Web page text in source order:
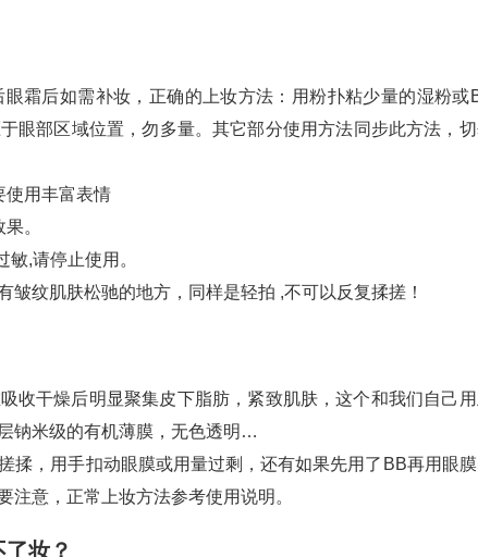
霜后如需补妆，正确的上妆方法：用粉扑粘少量的湿粉或
眼部区域位置，勿多量。其它部分使用方法同步此方法，
使用丰富表情
。
,请停止使用。
纹肌肤松驰的地方，同样是轻拍 ,不可以反复揉搓！
收干燥后明显聚集皮下脂肪，紧致肌肤，这个和我们自己
钠米级的有机薄膜，无色透明…
揉，用手扣动眼膜或用量过剩，还有如果先用了BB再用眼
意，正常上妆方法参考使用说明。
妆？